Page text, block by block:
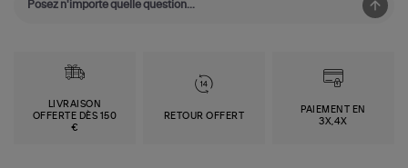
LIVRAISON
OFFERTE DÈS 150
€
RETOUR OFFERT
PAIEMENT EN
3X,4X